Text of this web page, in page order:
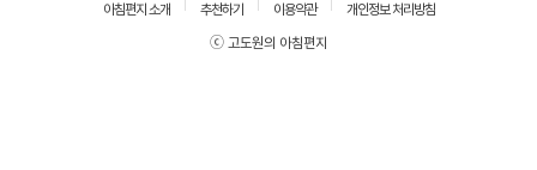
아침편지 소개 추천하기 이용약관
개인정보 처리방침
ⓒ 고도원의 아침편지